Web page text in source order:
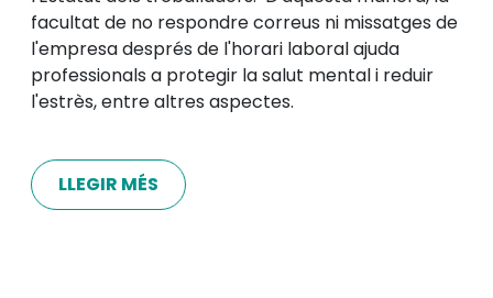
facultat de no respondre correus ni missatges de
l'empresa després de l'horari laboral ajuda
professionals a protegir la salut mental i reduir
l'estrès, entre altres aspectes.
LLEGIR MÉS